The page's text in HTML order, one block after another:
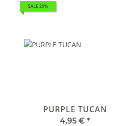
SALE 29%
PURPLE TUCAN
4,95 € *